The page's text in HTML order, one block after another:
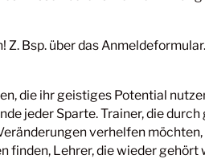
Z. Bsp. über das Anmeldeformular.
die ihr geistiges Potential
jeder Sparte. Trainer, die
verhelfen
finden, Lehrer, die wieder gehört